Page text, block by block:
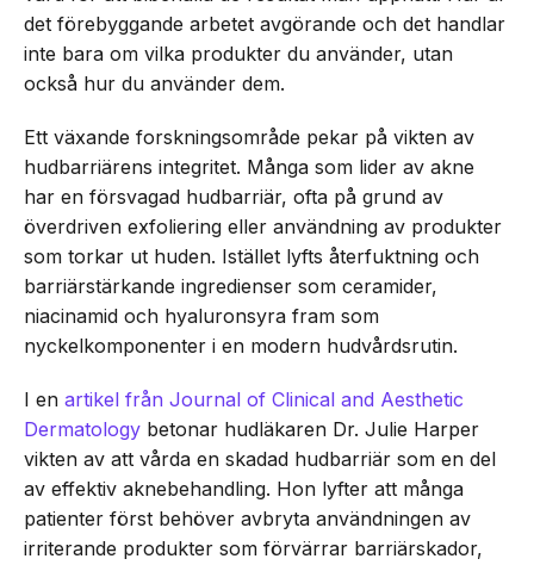
det förebyggande arbetet avgörande och det handlar
inte bara om vilka produkter du använder, utan
också hur du använder dem.
Ett växande forskningsområde pekar på vikten av
hudbarriärens integritet. Många som lider av akne
har en försvagad hudbarriär, ofta på grund av
överdriven exfoliering eller användning av produkter
som torkar ut huden. Istället lyfts återfuktning och
barriärstärkande ingredienser som ceramider,
niacinamid och hyaluronsyra fram som
nyckelkomponenter i en modern hudvårdsrutin.
I en artikel från Journal of Clinical and Aesthetic
Dermatology betonar hudläkaren Dr. Julie Harper
vikten av att vårda en skadad hudbarriär som en del
av effektiv aknebehandling. Hon lyfter att många
patienter först behöver avbryta användningen av
irriterande produkter som förvärrar barriärskador,